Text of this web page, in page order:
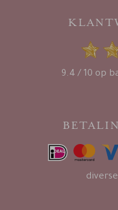
9.4 / 10 op